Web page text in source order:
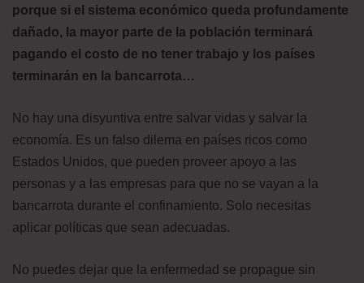
porque si el sistema económico queda profundamente
dañado, la mayor parte de la población terminará
pagando el costo de no tener trabajo y los países
terminarán en la bancarrota…
No hay una disyuntiva entre salvar vidas y salvar la
economía. Es un falso dilema en países ricos como
Estados Unidos, que pueden proveer apoyo a las
personas y a las empresas para que no se vayan a la
bancarrota durante el confinamiento. Solo necesitas
aplicar políticas que sean adecuadas.
No puedes dejar que la enfermedad se propague sin